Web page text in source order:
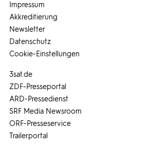
3sat.de
ZDF-Presseportal
ARD-Pressedienst
SRF Media Newsroom
ORF-Presseservice
Trailerportal
Impressum
Akkreditierung
Newsletter
Datenschutz
Cookie-Einstellungen